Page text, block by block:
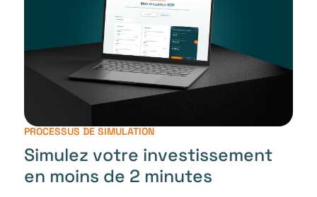
PROCESSUS DE SIMULATION
Simulez votre investissement
en moins de 2 minutes